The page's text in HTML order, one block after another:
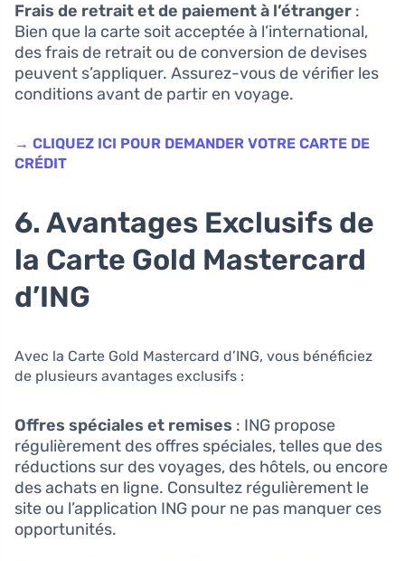
Frais de retrait et de paiement à l’étranger :
Bien que la carte soit acceptée à l’international,
des frais de retrait ou de conversion de devises
peuvent s’appliquer. Assurez-vous de vérifier les
conditions avant de partir en voyage.
→ CLIQUEZ ICI POUR DEMANDER VOTRE CARTE DE
CRÉDIT
6. Avantages Exclusifs de
la Carte Gold Mastercard
d’ING
Avec la Carte Gold Mastercard d’ING, vous bénéficiez
de plusieurs avantages exclusifs :
Offres spéciales et remises : ING propose
régulièrement des offres spéciales, telles que des
réductions sur des voyages, des hôtels, ou encore
des achats en ligne. Consultez régulièrement le
site ou l’application ING pour ne pas manquer ces
opportunités.